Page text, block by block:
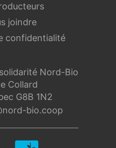
Nord-Bio
Collard
G8B 1N2
bio.coop
joindre
confidentialité